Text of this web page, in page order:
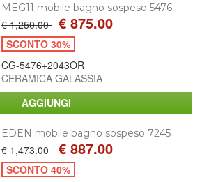
MEG11 mobile bagno sospeso 5476
€ 1,250.00 € 875.00
SCONTO 30%
CG-5476+2043OR
CERAMICA GALASSIA
EDEN mobile bagno sospeso 7245
€ 1,473.00 € 887.00
SCONTO 40%